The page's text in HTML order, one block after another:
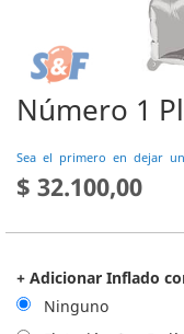
Número 1
Sea el primero en dejar
$ 32.100,00
+ Adicionar Inflado
Ninguno
Saltar
la
de